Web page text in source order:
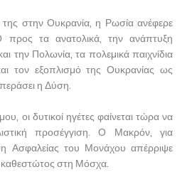
στην Ουκρανία, η Ρωσία ανέφερε
τα ανατολικά, την ανάπτυξη
την Πολωνία, τα πολεμικά παιχνίδια
τον εξοπλισμό της Ουκρανίας ως
η Δύση.
οι δυτικοί ηγέτες φαίνεται τώρα να
προσέγγιση. Ο Μακρόν, για
Ασφαλείας του Μονάχου απέρριψε
καθεστώτος στη Μόσχα.